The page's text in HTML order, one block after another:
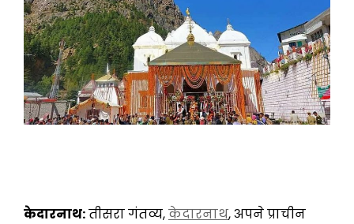
केदारनाथ:तीसरा गंतव्य,केदारनाथ, अपने प्राचीन